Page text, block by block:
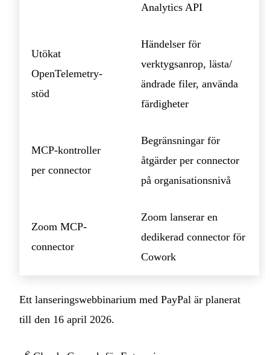
Analytics API
Utökat
OpenTelemetry-
stöd
Händelser för
verktygsanrop, lästa/
ändrade filer, använda
färdigheter
MCP-kontroller
per connector
Begränsningar för
åtgärder per connector
på organisationsnivå
Zoom MCP-
connector
Zoom lanserar en
dedikerad connector för
Cowork
Ett lanseringswebbinarium med PayPal är planerat
till den 16 april 2026.